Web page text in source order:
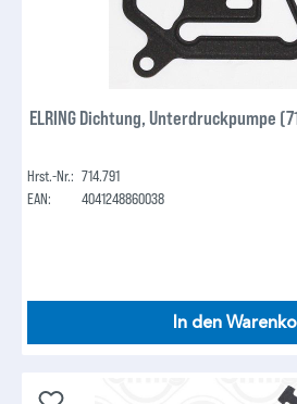
ELRING Dichtung, Unterdruckpumpe
Hrst.-Nr.: 714.791
EAN:
4041248860038
In den